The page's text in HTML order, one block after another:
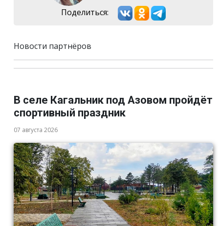
Поделиться:
Новости партнёров
В селе Кагальник под Азовом пройдёт
спортивный праздник
07 августа 2026